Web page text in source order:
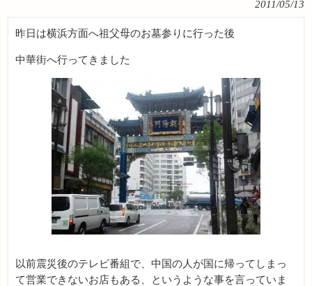
2011/05/13
昨日は横浜方面へ祖父母のお墓参りに行った後
中華街へ行ってきました
以前震災後のテレビ番組で、中国の人が国に帰ってしまっ
て営業できないお店もある、というような事を言っていま